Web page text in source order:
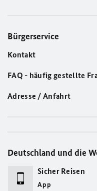
Bürgerservice
Kontakt
FAQ - häufig gestellte
Adresse / Anfahrt
Deutschland und die
Sicher Reisen
App